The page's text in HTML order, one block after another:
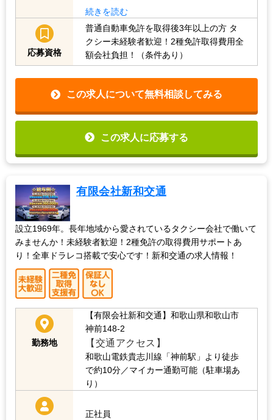
続きを読む
応募資格
普通自動車免許を取得後3年以上の方 タ
クシー未経験者歓迎！2種免許取得費用全
額会社負担！（条件あり）
この求人について無料相談してみる
この求人に応募する
有限会社新和交通
設立1969年。長年地域から愛されているタクシー会社で働いて
みませんか！未経験者歓迎！2種免許の取得費用サポートあ
り！全車ドラレコ搭載で安心です！新和交通の求人情報！
勤務地
【有限会社新和交通】和歌山県和歌山市
神前148-2
【交通アクセス】
和歌山電鉄貴志川線「神前駅」より徒歩
で約10分／マイカー通勤可能（駐車場あ
り）
正社員